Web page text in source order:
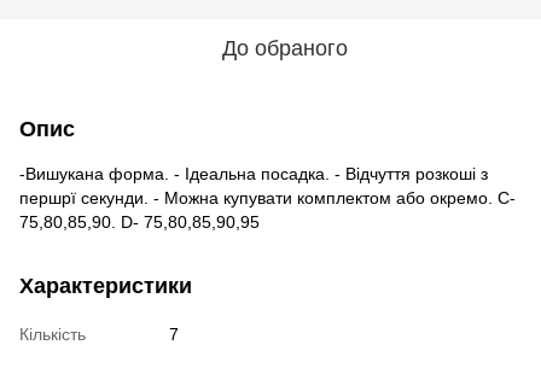
До обраного
Опис
-Вишукана форма. - Ідеальна посадка. - Відчуття розкоші з
першрї секунди. - Можна купувати комплектом або окремо. C-
75,80,85,90. D- 75,80,85,90,95
Характеристики
Кількість 7